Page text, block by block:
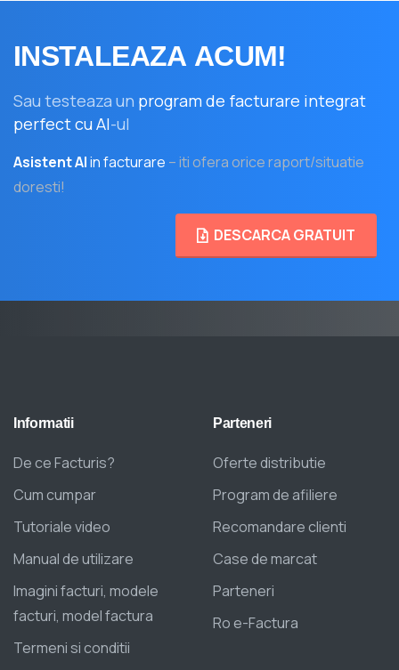
INSTALEAZA ACUM!
Sau testeaza un program de facturare integrat
perfect cu AI-ul
Asistent AIin facturare – iti ofera orice raport/situatie
doresti!
DESCARCA GRATUIT
Informatii
De ce Facturis?
Cum cumpar
Tutoriale video
Manual de utilizare
Imagini facturi, modele
facturi, model factura
Termeni si conditii
Parteneri
Oferte distributie
Program de afiliere
Recomandare clienti
Case de marcat
Parteneri
Ro e-Factura